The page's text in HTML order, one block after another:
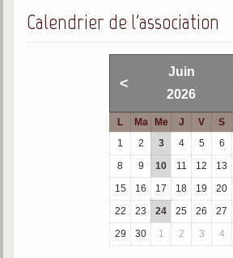
Ouvrages
Bulletins "Le Spiritisme"
Journal trimestriel
Newsletters
Sujets du mois
Calendrier de l'association
<
Juin
2026
L Ma Me J V S
1
2 3 4 5 6
8
9 10 11 12 13
15
16 17 18 19 20
22
23 24 25 26 27
29
30 1 2 3 4